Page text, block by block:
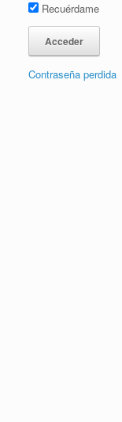
Recuérdame
Contraseña perdida